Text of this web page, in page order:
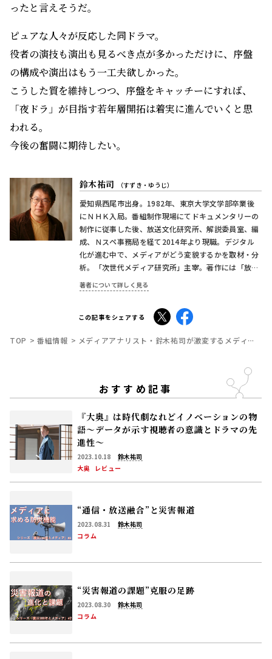
ったと言えそうだ。
ピュアな人々が反応した同ドラマ。
役者の演技も演出も見るべき点が多かっただけに、序盤
の構成や演出はもう一工夫欲しかった。
こうした質を維持しつつ、序盤をキャッチーにすれば、
「夜ドラ」が目指す若年層開拓は着実に進んでいくと思
われる。
今後の奮闘に期待したい。
鈴木祐司 （すずき・ゆうじ）
愛知県西尾市出身。1982年、東京大学文学部卒業後
にＮＨＫ入局。番組制作現場にてドキュメンタリーの
制作に従事した後、放送文化研究所、解説委員室、編
成、Ｎスペ事務局を経て2014年より現職。デジタル
化が進む中で、メディアがどう変貌するかを取材・分
析。「次世代メディア研究所」主宰。著作には「放送
十五講」（2011年/共著）、「メディアの将来を探
る」（2014年/共著）。
著者について詳しく見る
この記事をシェアする X Facebook
TOP 番組情報 メディアアナリスト・鈴木祐司が激変するメディアを
おすすめ記事
『大奥』は時代劇なれどイノベーションの物
語～データが示す視聴者の意識とドラマの先
進性～
2023.10.18
鈴木祐司
大奥
レビュー
“通信・放送融合”と災害報道
2023.08.31
鈴木祐司
コラム
“災害報道の課題”克服の足跡
2023.08.30
鈴木祐司
コラム